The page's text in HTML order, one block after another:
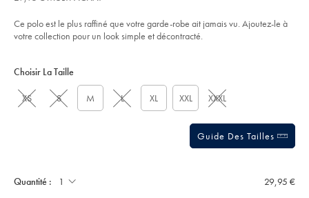
bleu-
sarcelle/JEP0457TEL.html?
sourceCode=frdefault
Ce polo est le plus raffiné que votre garde-robe ait jamais vu. Ajoutez-le à
votre collection pour un look simple et décontracté.
Actions
cart
Choisir La Taille
XS S M L XL XXL XXXL
Guide Des Tailles
écrin
de
Quantité : 29,95 €